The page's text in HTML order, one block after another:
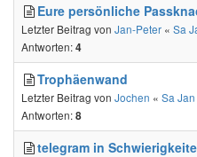
Eure persönliche
Letzter Beitrag von Jan-Peter « Sa
Antworten:4
Trophäenwand
Letzter Beitrag von Jochen « Sa
Antworten:8
telegram in